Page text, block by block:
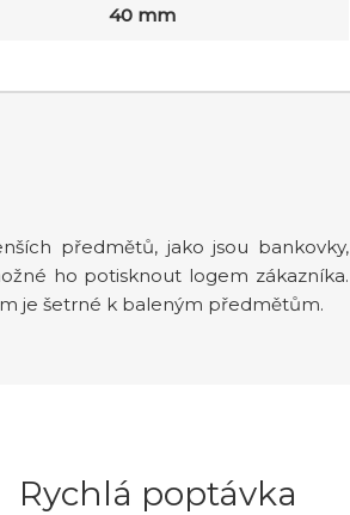
40 mm
předmětů, jako jsou bankovky,
ho potisknout logem zákazníka.
je šetrné k baleným předmětům.
Rychlá poptávka